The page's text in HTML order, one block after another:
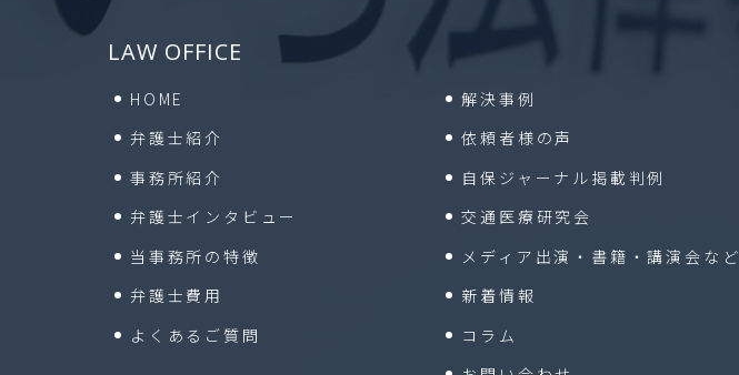
LAW OFFICE
HOME
弁護士紹介
事務所紹介
弁護士インタビュー
当事務所の特徴
弁護士費用
よくあるご質問
解決事例
依頼者様の声
自保ジャーナル掲載判例
交通医療研究会
メディア出演・書籍・講演会など
新着情報
コラム